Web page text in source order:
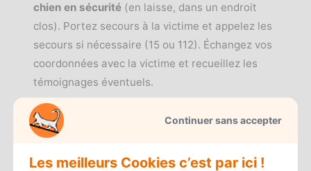
chien en sécurité (en laisse, dans un endroit
clos). Portez secours à la victime et appelez les
secours si nécessaire (15 ou 112). Échangez vos
coordonnées avec la victime et recueillez les
témoignages éventuels.
Étape 2 : Déclarer la morsure en
mairie
Vous devezdéclarer la morsure à la mairie de
Continuer sans accepter
Les meilleurs Cookies c’est par ici !